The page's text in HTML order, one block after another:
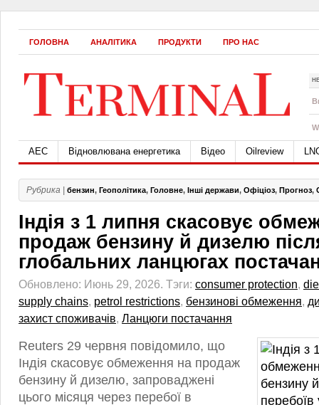
ГОЛОВНА АНАЛІТИКА ПРОДУКТИ ПРО НАС
АЕС Відновлювана енергетика Відео Oilreview
Рубрика | бензин, Геополітика, Головне, Інші держави, Офіціоз, Прогноз,
Індія з 1 липня скасовує
продаж бензину й дизелю
глобальних ланцюгах
Обновлено: Июнь 29, 2026. Тэги: consumer protection,
supply chains, petrol restrictions, бензинові обмеження,
захист споживачів, Ланцюги постачання
Reuters 29 червня повідомило, що
Індія скасовує обмеження на продаж
бензину й дизелю, запроваджені
цього місяця через перебої в